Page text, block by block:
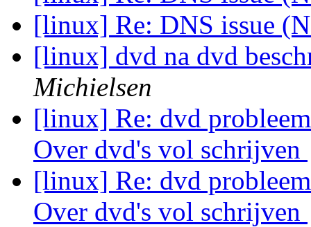
[linux] Re: DNS issue
[linux] dvd na dvd
Michielsen
[linux] Re: dvd
Over dvd's vol schrijven
[linux] Re: dvd
Over dvd's vol schrijven